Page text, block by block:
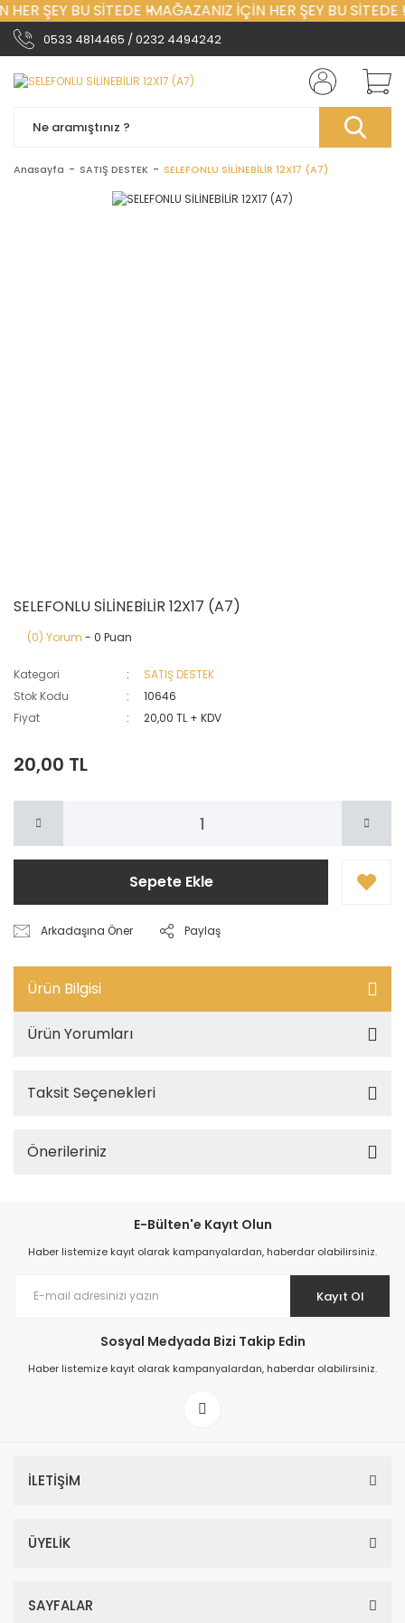
ŞEY BU SİTEDE !MAĞAZANIZ İÇİN HER ŞEY BU SİTEDE !
0533 4814465 / 0232 4494242
Anasayfa SATIŞ DESTEK SELEFONLU SİLİNEBİLİR 12X17 (A7)
SELEFONLU SİLİNEBİLİR 12X17 (A7)
(0) Yorum - 0 Puan
Kategori
SATIŞ DESTEK
Stok Kodu
10646
Fiyat
20,00 TL + KDV
20,00 TL
Sepete Ekle
Arkadaşına Öner Paylaş
Ürün Bilgisi
Ürün Yorumları
Taksit Seçenekleri
Önerileriniz
E-Bülten'e Kayıt Olun
Haber listemize kayıt olarak kampanyalardan, haberdar olabilirsiniz.
Kayıt Ol
Sosyal Medyada Bizi Takip Edin
Haber listemize kayıt olarak kampanyalardan, haberdar olabilirsiniz.
İLETİŞİM
ÜYELİK
SAYFALAR